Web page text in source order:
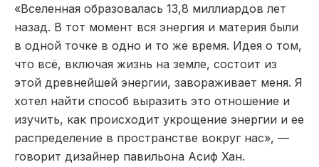
«Вселенная образовалась 13,8 миллиардов лет
назад. В тот момент вся энергия и материя были
в одной точке в одно и то же время. Идея о том,
что всё, включая жизнь на земле, состоит из
этой древнейшей энергии, завораживает меня. Я
хотел найти способ выразить это отношение и
изучить, как происходит укрощение энергии и ее
распределение в пространстве вокруг нас», —
говорит дизайнер павильона Асиф Хан.